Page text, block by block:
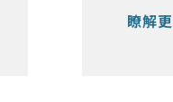
瞭解